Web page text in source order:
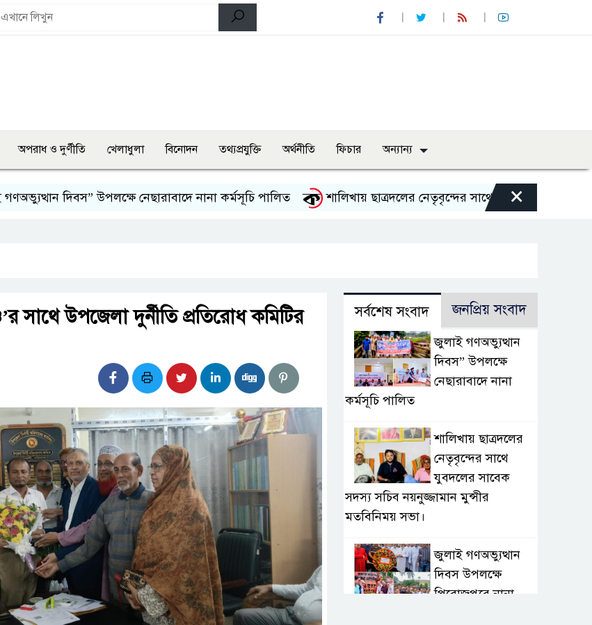
অপরাধ ও দুর্ণীতি খেলাধুলা বিনোদন তথ্যপ্রযুক্তি অর্থনীতি ফিচার অন্যান্য
দিবস” উপলক্ষে নেছারাবাদে নানা কর্মসূচি পালিত শালিখায় ছাত্রদলের নেতৃবৃন্দের সাথে যুবদলের সাবেক সদস্য
×
সাথে উপজেলা দুর্নীতি প্রতিরোধ কমিটির
সর্বশেষ সংবাদ জনপ্রিয় সংবাদ
জুলাই গণঅভ্যুত্থান
দিবস” উপলক্ষে
নেছারাবাদে নানা
কর্মসূচি পালিত
শালিখায় ছাত্রদলের
নেতৃবৃন্দের সাথে
যুবদলের সাবেক
সদস্য সচিব নয়নুজ্জামান মুন্সীর
মতবিনিময় সভা।
জুলাই গণঅভ্যুত্থান
দিবস উপলক্ষে
পিরোজপুরে নানা